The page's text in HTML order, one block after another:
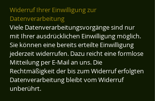
Widerruf Ihrer Einwilligung zur
Datenverarbeitung
Viele Datenverarbeitungsvorgänge sind nur
mit Ihrer ausdrücklichen Einwilligung möglich.
Sie können eine bereits erteilte Einwilligung
jederzeit widerrufen. Dazu reicht eine formlose
Mitteilung per E-Mail an uns. Die
Rechtmäßigkeit der bis zum Widerruf erfolgten
Datenverarbeitung bleibt vom Widerruf
unberührt.